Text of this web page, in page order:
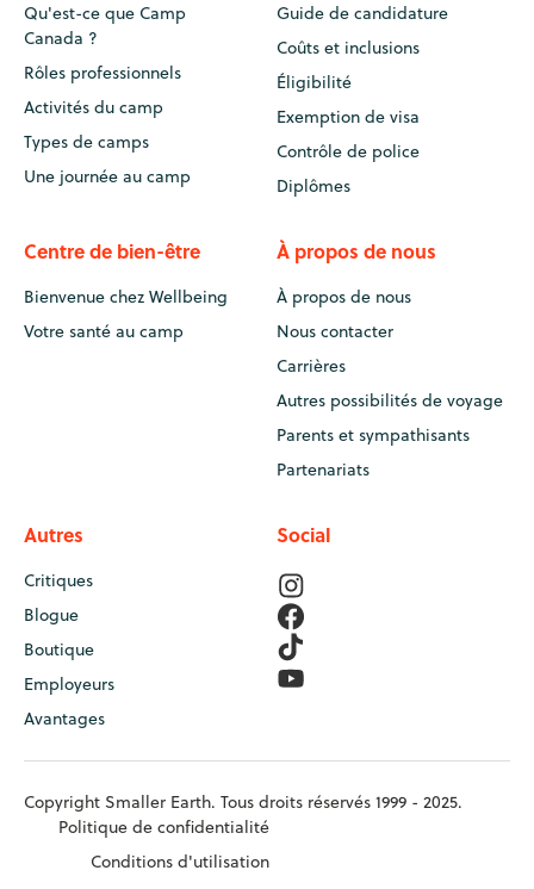
Qu'est-ce que Camp
Canada ?
Rôles professionnels
Activités du camp
Types de camps
Une journée au camp
Guide de candidature
Coûts et inclusions
Éligibilité
Exemption de visa
Contrôle de police
Diplômes
Centre de bien-être
Bienvenue chez Wellbeing
Votre santé au camp
À propos de nous
À propos de nous
Nous contacter
Carrières
Autres possibilités de voyage
Parents et sympathisants
Partenariats
Autres
Critiques
Blogue
Boutique
Employeurs
Avantages
Social
Copyright Smaller Earth. Tous droits réservés 1999 - 2025.
Politique de confidentialité
Conditions d'utilisation